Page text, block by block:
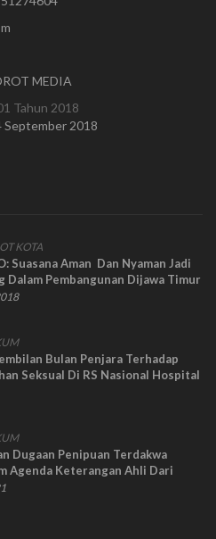
MEDIA
Tahun 2018
September 2018
KOTA
Suasana Aman Dan Nyaman Jadi
Dalam Pembangunan Dijawa Timur
Bulan Penjara Terhadap
Seksual Di RS Nasional Hospital
Dugaan Penipuan Terdakwa
Agenda Keterangan Ahli Dari